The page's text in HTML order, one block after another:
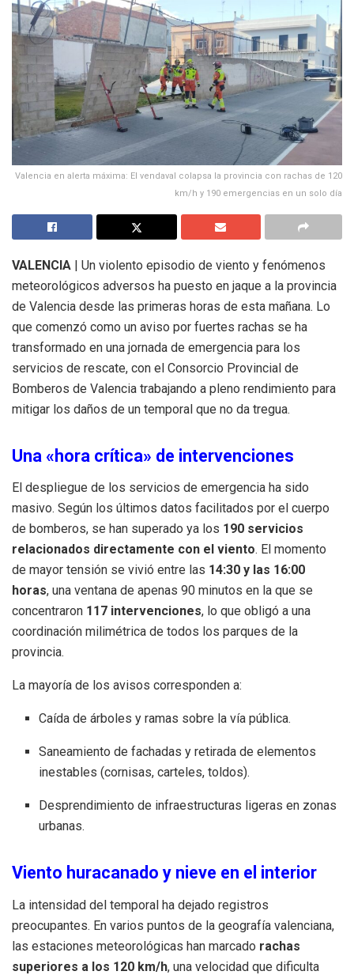
Valencia en alerta máxima: El vendaval colapsa la provincia con rachas de 120
km/h y 190 emergencias en un solo día
VALENCIA | Un violento episodio de viento y fenómenos
meteorológicos adversos ha puesto en jaque a la provincia
de Valencia desde las primeras horas de esta mañana. Lo
que comenzó como un aviso por fuertes rachas se ha
transformado en una jornada de emergencia para los
servicios de rescate, con el Consorcio Provincial de
Bomberos de Valencia trabajando a pleno rendimiento para
mitigar los daños de un temporal que no da tregua.
Una «hora crítica» de intervenciones
El despliegue de los servicios de emergencia ha sido
masivo. Según los últimos datos facilitados por el cuerpo
de bomberos, se han superado ya los 190 servicios
relacionados directamente con el viento. El momento
de mayor tensión se vivió entre las 14:30 y las 16:00
horas, una ventana de apenas 90 minutos en la que se
concentraron 117 intervenciones, lo que obligó a una
coordinación milimétrica de todos los parques de la
provincia.
La mayoría de los avisos corresponden a:
Caída de árboles y ramas sobre la vía pública.
Saneamiento de fachadas y retirada de elementos
inestables (cornisas, carteles, toldos).
Desprendimiento de infraestructuras ligeras en zonas
urbanas.
Viento huracanado y nieve en el interior
La intensidad del temporal ha dejado registros
preocupantes. En varios puntos de la geografía valenciana,
las estaciones meteorológicas han marcado rachas
superiores a los 120 km/h, una velocidad que dificulta